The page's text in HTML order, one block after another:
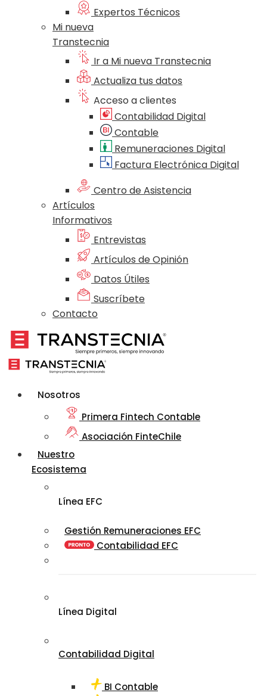
Expertos Técnicos
Mi nueva
Transtecnia
Ir a Mi nueva Transtecnia
Actualiza tus datos
Acceso a clientes
Contabilidad Digital
Contable
Remuneraciones Digital
Factura Electrónica Digital
Centro de Asistencia
Artículos
Informativos
Entrevistas
Artículos de Opinión
Datos Útiles
Suscríbete
Contacto
Nosotros
Primera Fintech Contable
Asociación FinteChile
Nuestro
Ecosistema
Línea EFC
Gestión Remuneraciones EFC
Contabilidad EFC
Línea Digital
Contabilidad Digital
BI Contable